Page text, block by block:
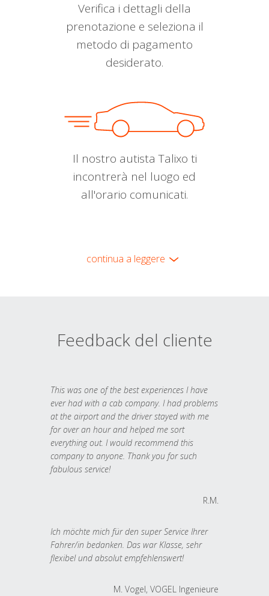
Verifica i dettagli della
prenotazione e seleziona il
metodo di pagamento
desiderato.
Il nostro autista Talixo ti
incontrerà nel luogo ed
all'orario comunicati.
continua a leggere
Feedback del cliente
This was one of the best experiences I have
ever had with a cab company. I had problems
at the airport and the driver stayed with me
for over an hour and helped me sort
everything out. I would recommend this
company to anyone. Thank you for such
fabulous service!
R.M.
Ich möchte mich für den super Service Ihrer
Fahrer/in bedanken. Das war Klasse, sehr
flexibel und absolut empfehlenswert!
M. Vogel, VOGEL Ingenieure